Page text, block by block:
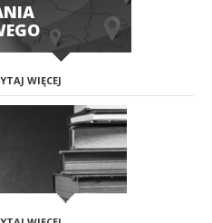
WIĘCEJ